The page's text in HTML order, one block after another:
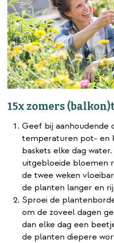
15x zomers
Geef bij aanhoudende
temperaturen pot- en
baskets elke dag
uitgebloeide bloemen
de twee weken
de planten langer en
Sproei de
om de zoveel dagen
dan elke dag een
de planten diepere